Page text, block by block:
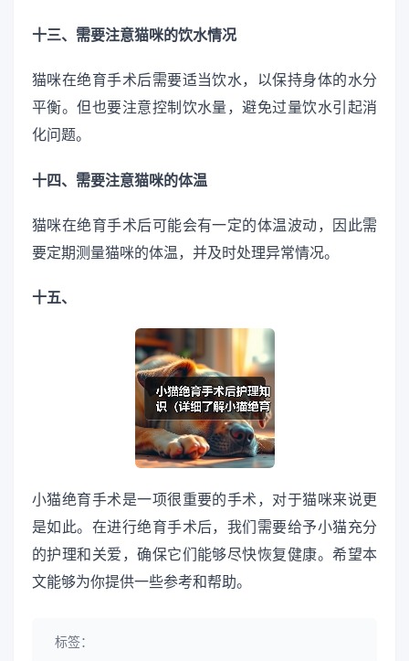
十三、需要注意猫咪的饮水情况
猫咪在绝育手术后需要适当饮水，以保持身体的水分
平衡。但也要注意控制饮水量，避免过量饮水引起消
化问题。
十四、需要注意猫咪的体温
猫咪在绝育手术后可能会有一定的体温波动，因此需
要定期测量猫咪的体温，并及时处理异常情况。
十五、
小猫绝育手术是一项很重要的手术，对于猫咪来说更
是如此。在进行绝育手术后，我们需要给予小猫充分
的护理和关爱，确保它们能够尽快恢复健康。希望本
文能够为你提供一些参考和帮助。
标签：